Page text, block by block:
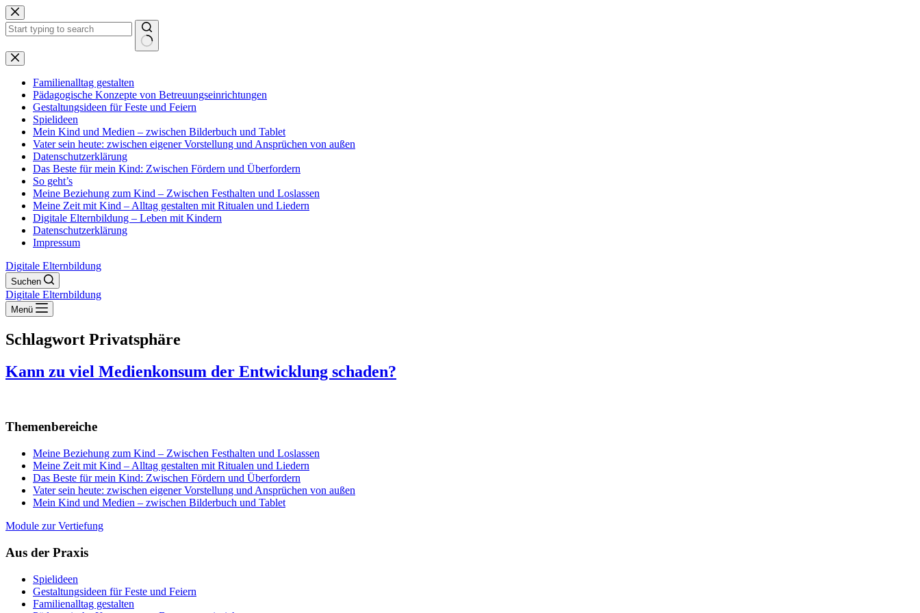
Zum
Inhalt
springen
Keine
Ergebnisse
Familienalltag gestalten
Pädagogische Konzepte von Betreuungseinrichtungen
Gestaltungsideen für Feste und Feiern
Spielideen
Mein Kind und Medien – zwischen Bilderbuch und Tablet
Vater sein heute: zwischen eigener Vorstellung und Ansprüchen von außen
Datenschutzerklärung
Das Beste für mein Kind: Zwischen Fördern und Überfordern
So geht’s
Meine Beziehung zum Kind – Zwischen Festhalten und Loslassen
Meine Zeit mit Kind – Alltag gestalten mit Ritualen und Liedern
Digitale Elternbildung – Leben mit Kindern
Datenschutzerklärung
Impressum
Digitale Elternbildung
Suchen
Digitale Elternbildung
Menü
Schlagwort Privatsphäre
Kann zu viel Medienkonsum der Entwicklung schaden?
Themenbereiche
Meine Beziehung zum Kind – Zwischen Festhalten und Loslassen
Meine Zeit mit Kind – Alltag gestalten mit Ritualen und Liedern
Das Beste für mein Kind: Zwischen Fördern und Überfordern
Vater sein heute: zwischen eigener Vorstellung und Ansprüchen von außen
Mein Kind und Medien – zwischen Bilderbuch und Tablet
Module zur Vertiefung
Aus der Praxis
Spielideen
Gestaltungsideen für Feste und Feiern
Familienalltag gestalten